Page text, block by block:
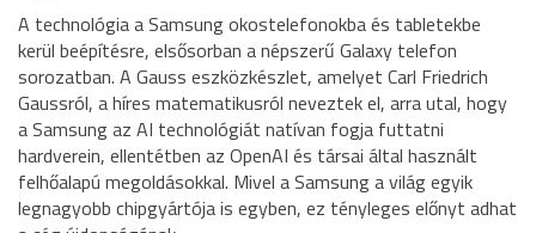
A technológia a Samsung okostelefonokba és tabletekbe
kerül beépítésre, elsősorban a népszerű Galaxy telefon
sorozatban. A Gauss eszközkészlet, amelyet Carl Friedrich
Gaussról, a híres matematikusról neveztek el, arra utal, hogy
a Samsung az AI technológiát natívan fogja futtatni
hardverein, ellentétben az OpenAI és társai által használt
felhőalapú megoldásokkal. Mivel a Samsung a világ egyik
legnagyobb chipgyártója is egyben, ez tényleges előnyt adhat